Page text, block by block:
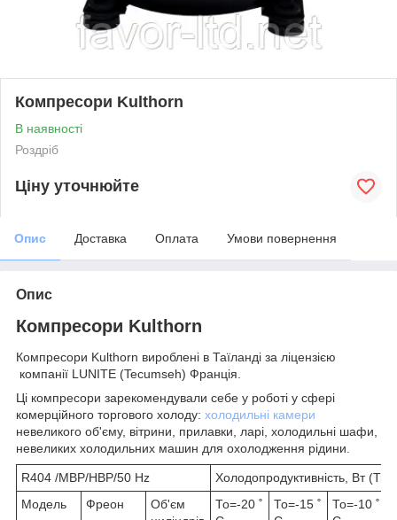
Компресори Kulthorn
В наявності
Роздріб
Ціну уточнюйте
Опис Доставка Оплата Умови повернення
Опис
Компресори Kulthorn
Компресори Kulthorn вироблені в Таїланді за ліцензією
компанії LUNITE (Tecumseh) Франція.
Ці компресори зарекомендували себе у роботі у сфері
комерційного торгового холоду: холодильні камери
невеликого об'єму, вітрини, прилавки, ларі, холодильні шафи,
невеликих холодильних машин для охолодження рідини.
R404 /MBP/HBP/50 Hz
Холодопродуктивність, Вт
Модель
Фреон
Об'єм
То=-20 ˚
То=-15 ˚
То=-10 ˚